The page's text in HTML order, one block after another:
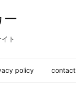
ト
policy contact